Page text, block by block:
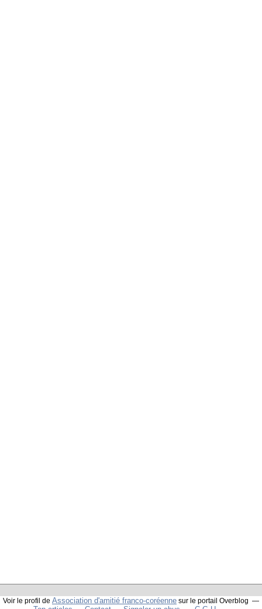
Voir le profil de Association d'amitié franco-coréenne sur le portail Overblog